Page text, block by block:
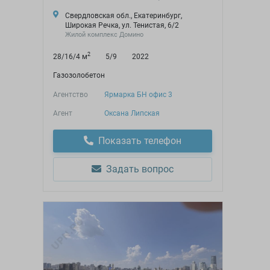
Свердловская обл., Екатеринбург,
Широкая Речка, ул. Тенистая, 6/2
Жилой комплекс Домино
28/16/4 м2 5/9 2022
Газозолобетон
Агентство Ярмарка БН офис 3
Агент Оксана Липская
Показать телефон
Задать вопрос